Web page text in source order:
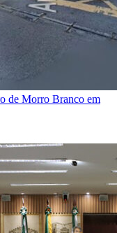
de Morro Branco em